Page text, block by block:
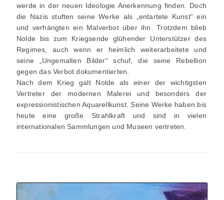
werde in der neuen Ideologie Anerkennung finden. Doch
die Nazis stuften seine Werke als „entartete Kunst“ ein
und verhängten ein Malverbot über ihn. Trotzdem blieb
Nolde bis zum Kriegsende glühender Unterstützer des
Regimes, auch wenn er heimlich weiterarbeitete und
seine „Ungemalten Bilder“ schuf, die seine Rebellion
gegen das Verbot dokumentierten.
Nach dem Krieg galt Nolde als einer der wichtigsten
Vertreter der modernen Malerei und besonders der
expressionistischen Aquarellkunst. Seine Werke haben bis
heute eine große Strahlkraft und sind in vielen
internationalen Sammlungen und Museen vertreten.